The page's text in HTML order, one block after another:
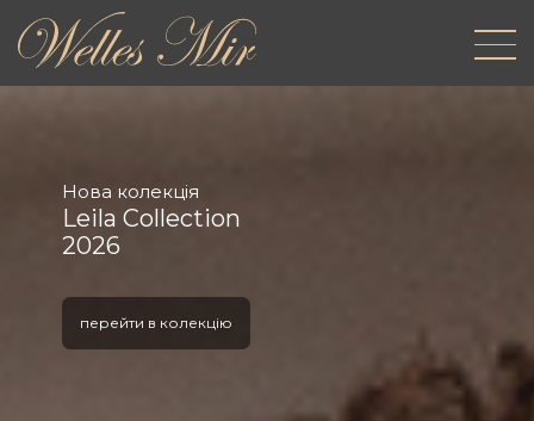
Нова колекція
Leila Collection
2026
перейти в колекцію